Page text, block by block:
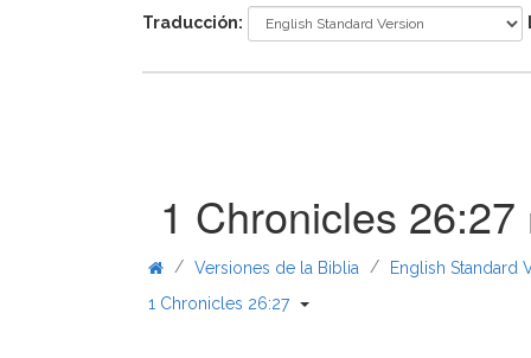
Traducción:
1 Chronicles 26:27
/ Versiones de la Biblia / English Standard
1 Chronicles 26:27
{{